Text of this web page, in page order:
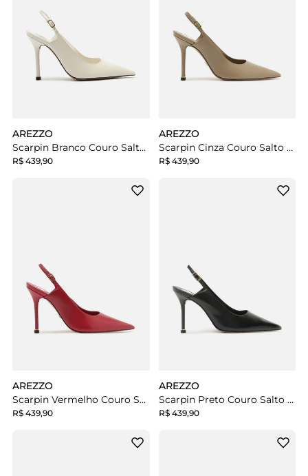
AREZZO
Scarpin Branco Couro Salto Fino Slingback
R$ 439,90
AREZZO
Scarpin Cinza Couro Salto Fino Slingback
R$ 439,90
AREZZO
Scarpin Vermelho Couro Salto Fino Slingback
R$ 439,90
AREZZO
Scarpin Preto Couro Salto Fino Slingback
R$ 439,90